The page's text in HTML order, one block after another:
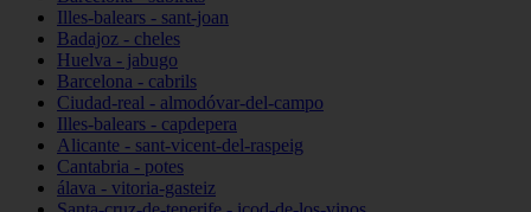
Illes-balears - sant-joan
Badajoz - cheles
Huelva - jabugo
Barcelona - cabrils
Ciudad-real - almodóvar-del-campo
Illes-balears - capdepera
Alicante - sant-vicent-del-raspeig
Cantabria - potes
álava - vitoria-gasteiz